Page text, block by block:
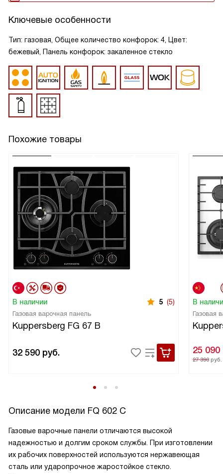
Ключевые особенности
Тип: газовая, Общее количество конфорок: 4, Цвет:
бежевый, Панель конфорок: закаленное стекло
Похожие товары
В наличии 5 (5)
Газовая варочная панель
Kuppersberg FG 67 B
32 590 руб.
В
Газовая
25 090
27 390руб.
Описание модели FQ 602 C
Газовые варочные панели отличаются высокой
надежностью и долгим сроком службы. При изготовлении
их рабочих поверхностей используются нержавеющая
сталь или ударопрочное жаростойкое стекло.